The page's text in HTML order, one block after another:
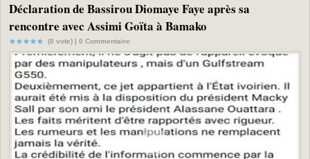
Déclaration de Bassirou Diomaye Faye après sa
rencontre avec Assimi Goïta à Bamako
(0 vote) | 0 Commentaire